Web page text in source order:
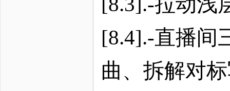
[8.4].-直播间
曲、拆解对